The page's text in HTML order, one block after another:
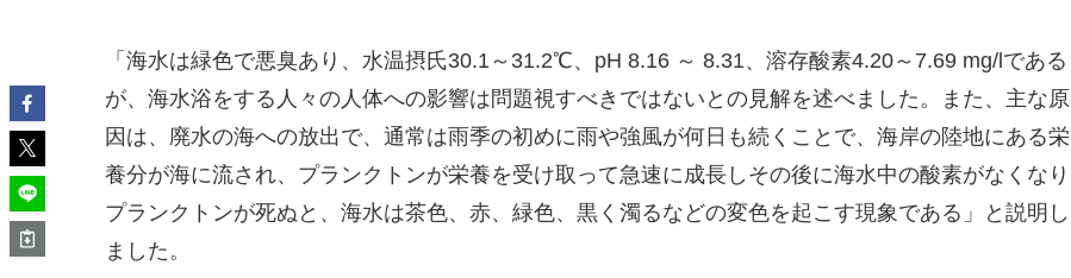
「海水は緑色で悪臭あり、水温摂氏30.1～31.2℃、pH 8.16 ～ 8.31、溶存酸素4.20～7.69 mg/lである
が、海水浴をする人々の人体への影響は問題視すべきではないとの見解を述べました。また、主な原
因は、廃水の海への放出で、通常は雨季の初めに雨や強風が何日も続くことで、海岸の陸地にある栄
養分が海に流され、プランクトンが栄養を受け取って急速に成長しその後に海水中の酸素がなくなり
プランクトンが死ぬと、海水は茶色、赤、緑色、黒く濁るなどの変色を起こす現象である」と説明し
ました。